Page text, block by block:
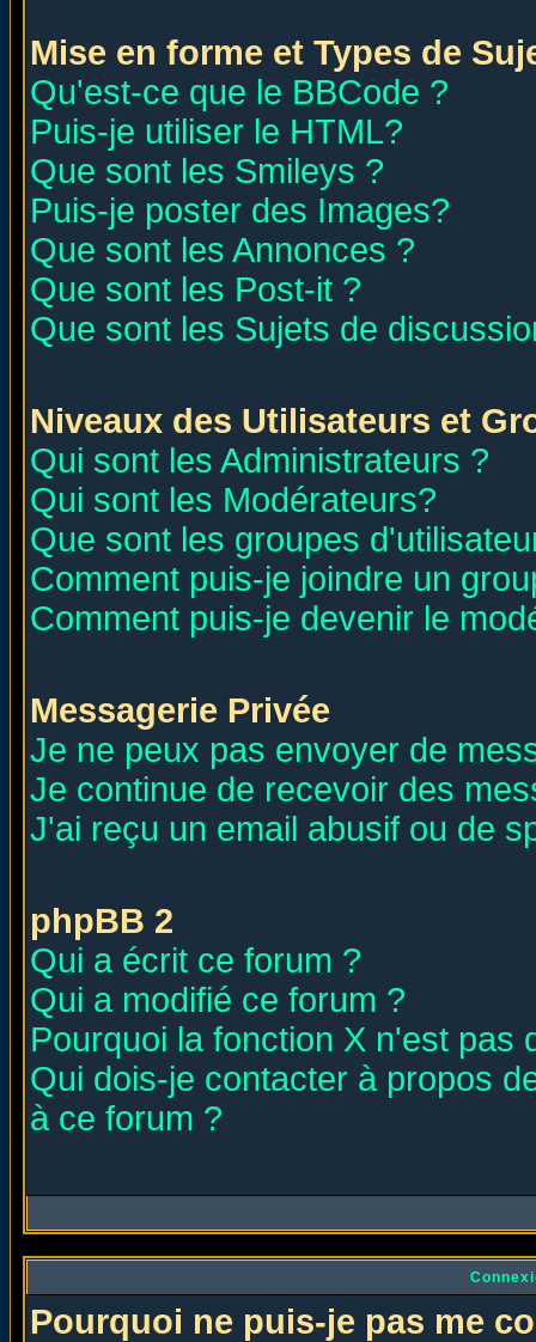
Mise en forme et Types de
Qu'est-ce que le BBCode ?
Puis-je utiliser le HTML?
Que sont les Smileys ?
Puis-je poster des Images?
Que sont les Annonces ?
Que sont les Post-it ?
Que sont les Sujets de
Niveaux des Utilisateurs et
Qui sont les Administrateurs ?
Qui sont les Modérateurs?
Que sont les groupes
Comment puis-je joindre un
Comment puis-je devenir le
Messagerie Privée
Je ne peux pas envoyer de
Je continue de recevoir des
J'ai reçu un email abusif ou de
phpBB 2
Qui a écrit ce forum ?
Qui a modifié ce forum ?
Pourquoi la fonction X n'est pas
Qui dois-je contacter à propos
à ce forum ?
Pourquoi ne puis-je pas me